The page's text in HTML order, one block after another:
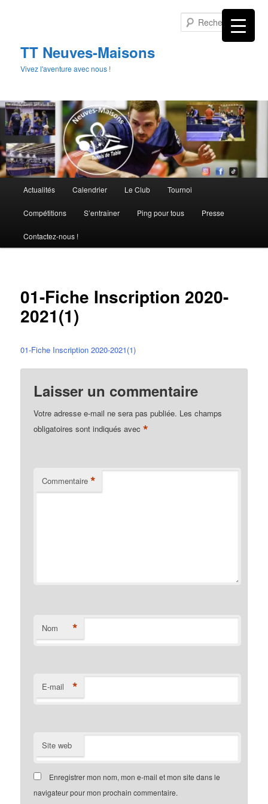
TT Neuves-Maisons
Vivez l'aventure avec nous !
principal
Actualités Calendrier Le Club Tournoi
Compétitions S’entraîner Ping pour tous Presse
Contactez-nous !
01-Fiche Inscription 2020-
2021(1)
01-Fiche Inscription 2020-2021(1)
Laisser un commentaire
Votre adresse e-mail ne sera pas publiée. Les champs
obligatoires sont indiqués avec*
Commentaire *
Nom *
E-mail *
Site web
Enregistrer mon nom, mon e-mail et mon site dans le
navigateur pour mon prochain commentaire.